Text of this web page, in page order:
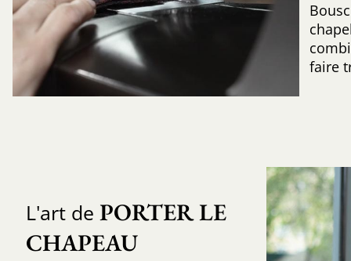
faire
L'art de PORTER LE
CHAPEAU